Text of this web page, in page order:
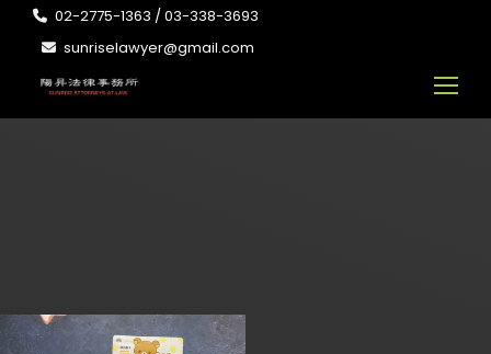
02-2775-1363 / 03-338-3693
sunriselawyer@gmail.com